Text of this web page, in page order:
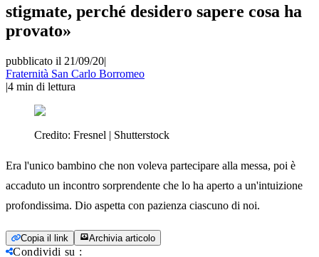
stigmate, perché desidero sapere cosa ha
provato»
pubblicato il 21/09/20|
Fraternità San Carlo Borromeo
|4 min di lettura
Credito: Fresnel | Shutterstock
Era l'unico bambino che non voleva partecipare alla messa, poi è
accaduto un incontro sorprendente che lo ha aperto a un'intuizione
profondissima. Dio aspetta con pazienza ciascuno di noi.
Copia il link Archivia articolo
Condividi su :